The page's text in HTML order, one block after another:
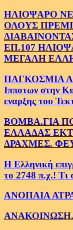
ΗΛΙΟΨΑΡΟ
ΟΛΟΥΣ
ΕΠ.107
ΜΕΓΑΛΗ
ΠΑΓΚΟΣΜΙΑ
Ιπποτων στην
εναρξης του
ΒΟΜΒΑ.ΓΙΑ
ΕΛΛΑΔΑΣ
ΔΡΑΧΜΕΣ.
Η Ελληνική
το 2748 π.χ.! Τι
ΑΝΟΠΑΙΑ
ΑΝΑΚΟΙΝΩΣΗ.